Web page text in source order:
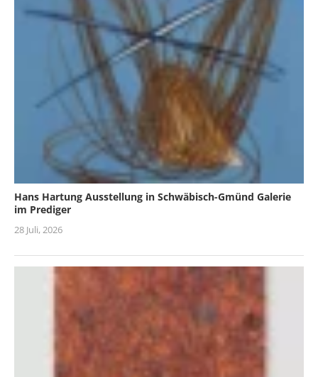
Hans Hartung Ausstellung in Schwäbisch-Gmünd Galerie
im Prediger
28 Juli, 2026